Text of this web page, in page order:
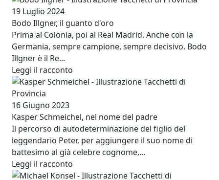
19 Luglio 2024
Bodo Illgner, il guanto d'oro
Prima al Colonia, poi al Real Madrid. Anche con la
Germania, sempre campione, sempre decisivo. Bodo
Illgner è il Re...
Leggi il racconto
Image
16 Giugno 2023
Kasper Schmeichel, nel nome del padre
Il percorso di autodeterminazione del figlio del
leggendario Peter, per aggiungere il suo nome di
battesimo al già celebre cognome,...
Leggi il racconto
Image